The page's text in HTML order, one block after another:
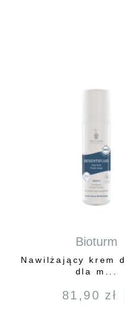
Bioturm
Nawilżający krem
dla m...
81,90 zł